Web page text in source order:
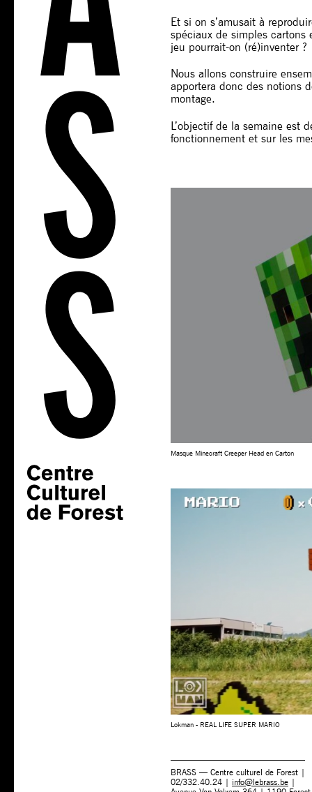
Et si on s’amusait à
spéciaux de simples cartons
jeu pourrait-on (ré)inventer ?
Nous allons construire
apportera donc des notions
montage.
L’objectif de la semaine est
fonctionnement et sur les
Masque Minecraft Creeper Head en Carton
Lokman - REAL LIFE SUPER MARIO
BRASS — Centre culturel de Forest |
02/332.40.24 | info@lebrass.be |